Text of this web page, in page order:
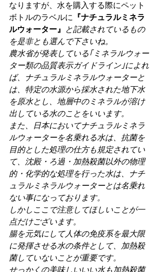
なりますが、水を購入する際にペット
ボトルのラベルに
『ナチュラルミネラ
ルウォーター』
と記載されているもの
を是非とも選んで下さいね。
農水省が発表している｢ミネラルウォー
ター類の品質表示ガイドライン｣によれ
ば、ナチュラルミネラルウォーターと
は、特定の水源から採水された地下水
を原水とし、地層中のミネラルが溶け
出している水のことをいいます。
また、日本においてナチュラルミネラ
ルウォーターを名乗れる水は、抗菌を
目的とした処理の仕方も規定されてい
て、沈殿・ろ過・加熱殺菌以外の物理
的・化学的な処理を行った水は、ナチ
ュラルミネラルウォーターとは名乗れ
ない事になっております。
しかしここで注意してほしいことが一
点だけございます。
腸を元気にして人体の免疫系を最大限
に発揮させる水の条件として、加熱殺
菌していないことが重要です。
せっかくの美味しいいい水も加熱殺菌